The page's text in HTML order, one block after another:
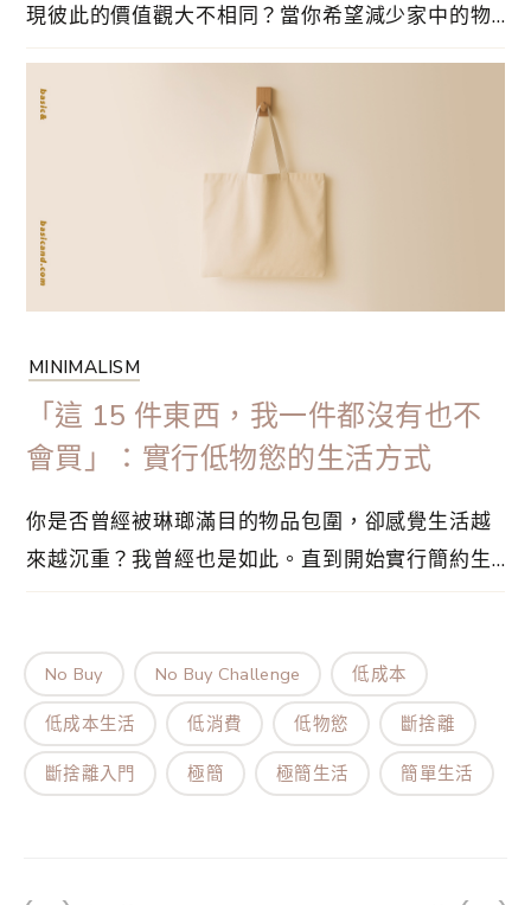
現彼此的價值觀大不相同？當你希望減少家中的物
生爭執和壓力。推動低物慾的生活，從來不是一個
人的選擇，而是一場全家人的協調與溝通。在這一
篇文章中，你將會看到如何透過五個實用法則，從
溝通觀念到建立新習慣，逐步帶領家人一起轉變心
態⋯
MINIMALISM
「這 15 件東西，我一件都沒有也不
會買」：實行低物慾的生活方式
你是否曾經被琳瑯滿目的物品包圍，卻感覺生活越
來越沉重？我曾經也是如此。直到開始實行簡約生
品。這些物品從我的生活中消失後，不但沒有帶來
不便，反而讓我體驗到前所未有的輕盈感。
No Buy No Buy Challenge 低成本
低成本生活 低消費 低物慾 斷捨離
斷捨離入門 極簡 極簡生活 簡單生活